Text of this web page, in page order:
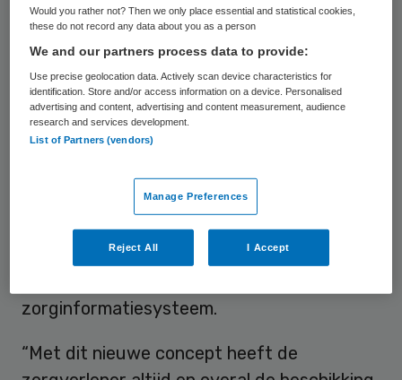
smartphone of tablet overal bij de
te zien en te gebruiken. Hierdoor beschikt
de zorgverlener, ook als er geen
internetverbinding is, altijd over
cliëntinformatie en de noodzakelijke
rapportages en is hij of zij in staat om
registraties en rapportages te verwerken
en deze op een later tijdstip te
zorginformatiesysteem.
“Met dit nieuwe concept heeft de
Would you rather not? Then we only place essential and statistical cookies,
these do not record any data about you as a person
We and our partners process data to provide:
Use precise geolocation data. Actively scan device characteristics for
identification. Store and/or access information on a device. Personalised
advertising and content, advertising and content measurement, audience
research and services development.
List of Partners (vendors)
Manage Preferences
Reject All I Accept